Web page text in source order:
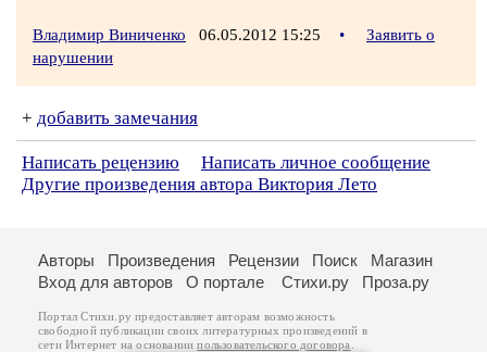
Владимир Виниченко 06.05.2012 15:25 •
Заявить о
нарушении
+ добавить замечания
Написать рецензию
Написать личное сообщение
Другие произведения автора Виктория Лето
Авторы Произведения Рецензии Поиск
Магазин
Вход для авторов
О портале Стихи.ру Проза.ру
Портал Стихи.ру предоставляет авторам возможность
свободной публикации своих литературных произведений в
сети Интернет на основаниипользовательского договора